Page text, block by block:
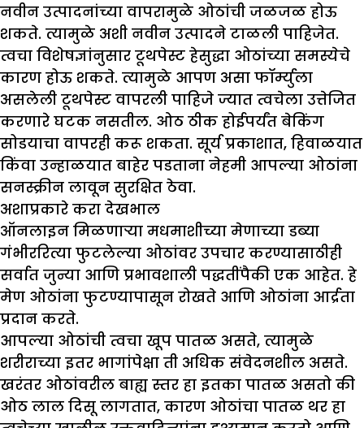
नवीन उत्पादनांच्या वापरामुळे ओठांची जळजळ होऊ
शकते. त्यामुळे अशी नवीन उत्पादने टाळली पाहिजेत.
त्वचा विशेषज्ञांनुसार टूथपेस्ट हेसुद्धा ओठांच्या समस्येचे
कारण होऊ शकते. त्यामुळे आपण असा फॉर्म्युला
असलेली टूथपेस्ट वापरली पाहिजे ज्यात त्वचेला उत्तेजित
करणारे घटक नसतील. ओठ ठीक होईपर्यंत बेकिंग
सोडयाचा वापरही करू शकता. सूर्य प्रकाशात, हिवाळयात
किंवा उन्हाळयात बाहेर पडताना नेहमी आपल्या ओठांना
सनस्क्रीन लावून सुरक्षित ठेवा.
अशाप्रकारे करा देखभाल
ऑनलाइन मिळणाऱ्या मधमाशीच्या मेणाच्या डब्या
गंभीररित्या फुटलेल्या ओठांवर उपचार करण्यासाठीही
सर्वात जुन्या आणि प्रभावशाली पद्धतींपैकी एक आहेत. हे
मेण ओठांना फुटण्यापासून रोखते आणि ओठांना आर्द्रता
प्रदान करते.
आपल्या ओठांची त्वचा खूप पातळ असते, त्यामुळे
शरीराच्या इतर भागांपेक्षा ती अधिक संवेदनशील असते.
खरंतर ओठांवरील बाह्य स्तर हा इतका पातळ असतो की
ओठ लाल दिसू लागतात, कारण ओठांचा पातळ थर हा